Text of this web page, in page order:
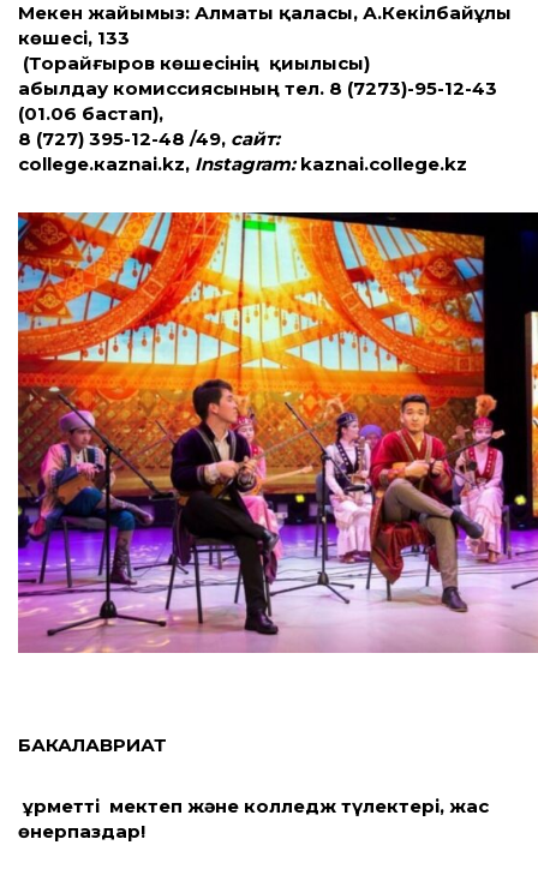
Мекен жайымыз: Алматы қаласы, А.Кекілбайұлы
көшесі, 133
(Торайғыров көшесінің қиылысы)
Қабылдау комиссиясының тел. 8 (7273)-95-12-43
(01.06 бастап),
8 (727) 395-12-48 /49, сайт:
college.кaznai.kz, Instagram:kaznai.college.kz
БАКАЛАВРИАТ
Құрметті мектеп және колледж түлектері, жас
өнерпаздар!